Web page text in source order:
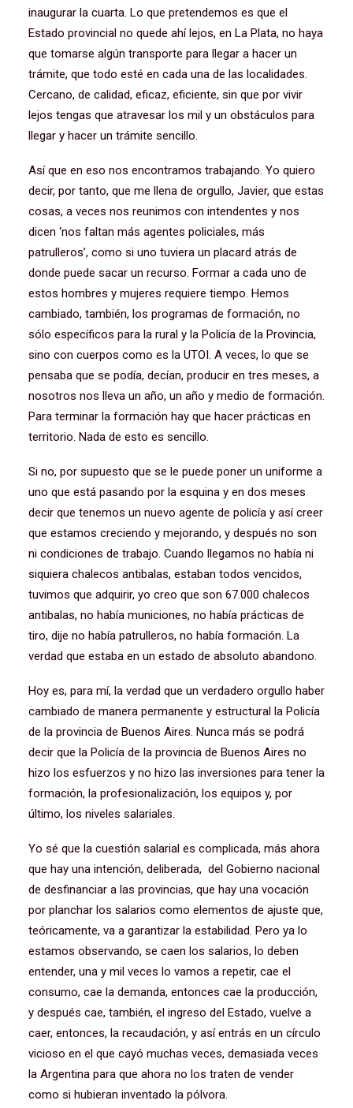
inaugurar la cuarta. Lo que pretendemos es que el
Estado provincial no quede ahí lejos, en La Plata, no haya
que tomarse algún transporte para llegar a hacer un
trámite, que todo esté en cada una de las localidades.
Cercano, de calidad, eficaz, eficiente, sin que por vivir
lejos tengas que atravesar los mil y un obstáculos para
llegar y hacer un trámite sencillo.
Así que en eso nos encontramos trabajando. Yo quiero
decir, por tanto, que me llena de orgullo, Javier, que estas
cosas, a veces nos reunimos con intendentes y nos
dicen ‘nos faltan más agentes policiales, más
patrulleros’, como si uno tuviera un placard atrás de
donde puede sacar un recurso. Formar a cada uno de
estos hombres y mujeres requiere tiempo. Hemos
cambiado, también, los programas de formación, no
sólo específicos para la rural y la Policía de la Provincia,
sino con cuerpos como es la UTOI. A veces, lo que se
pensaba que se podía, decían, producir en tres meses, a
nosotros nos lleva un año, un año y medio de formación.
Para terminar la formación hay que hacer prácticas en
territorio. Nada de esto es sencillo.
Si no, por supuesto que se le puede poner un uniforme a
uno que está pasando por la esquina y en dos meses
decir que tenemos un nuevo agente de policía y así creer
que estamos creciendo y mejorando, y después no son
ni condiciones de trabajo. Cuando llegamos no había ni
siquiera chalecos antibalas, estaban todos vencidos,
tuvimos que adquirir, yo creo que son 67.000 chalecos
antibalas, no había municiones, no había prácticas de
tiro, dije no había patrulleros, no había formación. La
verdad que estaba en un estado de absoluto abandono.
Hoy es, para mí, la verdad que un verdadero orgullo haber
cambiado de manera permanente y estructural la Policía
de la provincia de Buenos Aires. Nunca más se podrá
decir que la Policía de la provincia de Buenos Aires no
hizo los esfuerzos y no hizo las inversiones para tener la
formación, la profesionalización, los equipos y, por
último, los niveles salariales.
Yo sé que la cuestión salarial es complicada, más ahora
que hay una intención, deliberada, del Gobierno nacional
de desfinanciar a las provincias, que hay una vocación
por planchar los salarios como elementos de ajuste que,
teóricamente, va a garantizar la estabilidad. Pero ya lo
estamos observando, se caen los salarios, lo deben
entender, una y mil veces lo vamos a repetir, cae el
consumo, cae la demanda, entonces cae la producción,
y después cae, también, el ingreso del Estado, vuelve a
caer, entonces, la recaudación, y así entrás en un círculo
vicioso en el que cayó muchas veces, demasiada veces
la Argentina para que ahora no los traten de vender
como si hubieran inventado la pólvora.